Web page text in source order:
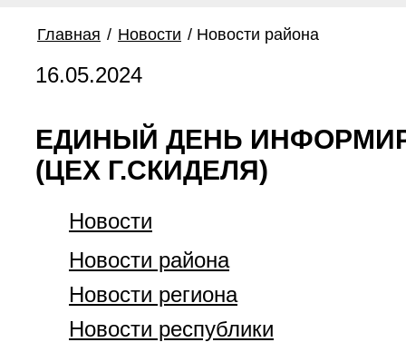
Главная / Новости / Новости района
16.05.2024
ЕДИНЫЙ ДЕНЬ
(ЦЕХ Г.СКИДЕЛЯ)
Новости
Новости района
Новости региона
Новости республики